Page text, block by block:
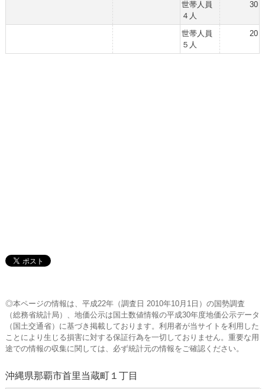
世帯人員
４人
30
世帯人員
５人
20
◎本ページの情報は、平成22年（調査日 2010年10月1日）の国勢調査
（総務省統計局）、地価公示は国土数値情報の平成30年度地価公示データ
（国土交通省）に基づき掲載しております。利用者が当サイトを利用した
ことにより生じる損害に対する保証行為を一切しておりません。重要な用
途での情報の収集に関しては、必ず統計元の情報をご確認ください。
沖縄県那覇市首里当蔵町１丁目